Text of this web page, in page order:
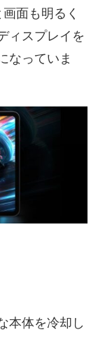
面も明るく
ィスプレイを
なっていま
本体を冷却し